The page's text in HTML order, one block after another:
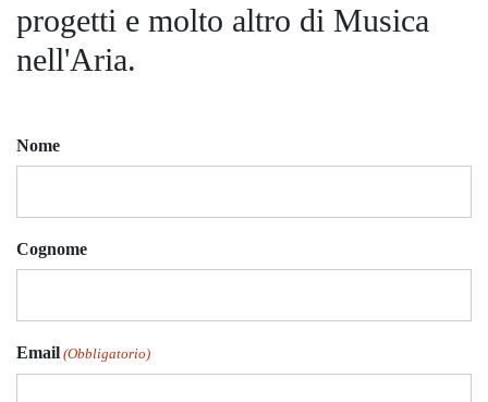
progetti e molto altro di Musica
nell'Aria.
Nome
Cognome
Email (Obbligatorio)